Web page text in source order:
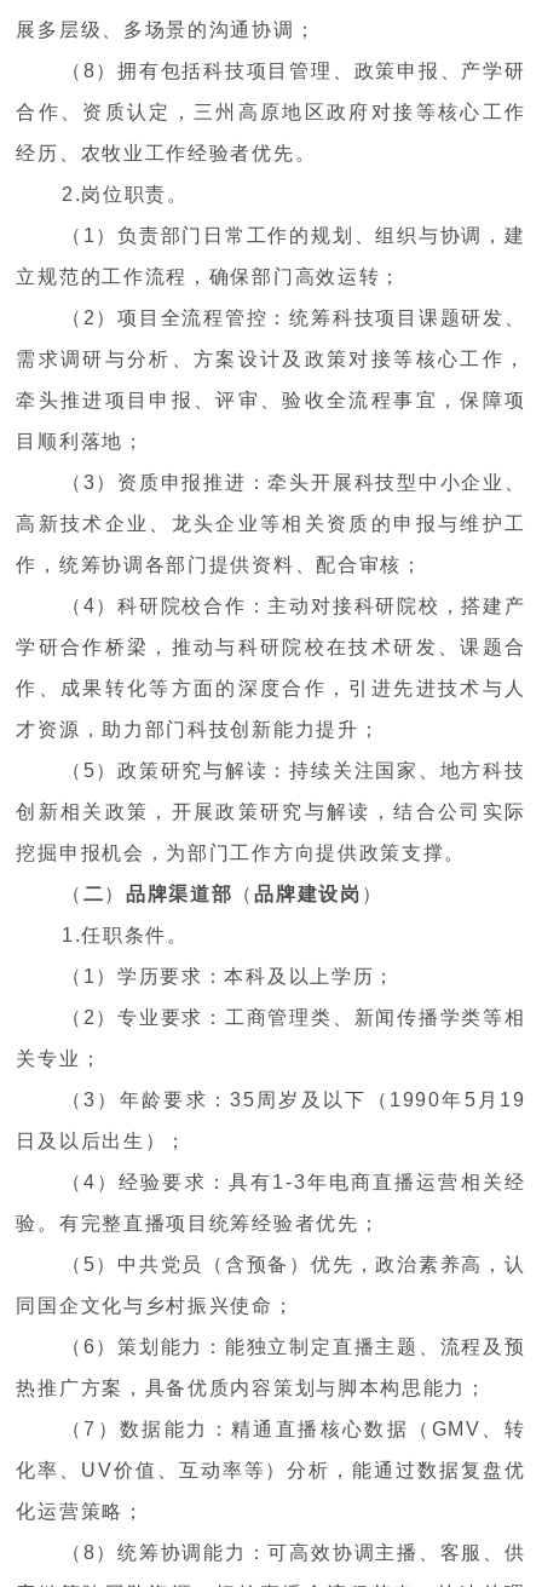
展多层级、多场景的沟通协调；
（8）拥有包括科技项目管理、政策申报、产学研
合作、资质认定，三州高原地区政府对接等核心工作
经历、农牧业工作经验者优先。
2.岗位职责。
（1）负责部门日常工作的规划、组织与协调，建
立规范的工作流程，确保部门高效运转；
（2）项目全流程管控：统筹科技项目课题研发、
需求调研与分析、方案设计及政策对接等核心工作，
牵头推进项目申报、评审、验收全流程事宜，保障项
目顺利落地；
（3）资质申报推进：牵头开展科技型中小企业、
高新技术企业、龙头企业等相关资质的申报与维护工
作，统筹协调各部门提供资料、配合审核；
（4）科研院校合作：主动对接科研院校，搭建产
学研合作桥梁，推动与科研院校在技术研发、课题合
作、成果转化等方面的深度合作，引进先进技术与人
才资源，助力部门科技创新能力提升；
（5）政策研究与解读：持续关注国家、地方科技
创新相关政策，开展政策研究与解读，结合公司实际
挖掘申报机会，为部门工作方向提供政策支撑。
（ 二） 品牌渠道部 （品牌建设岗 ）
1.任职条件。
（1）学历要求：本科及以上学历；
（2）专业要求：工商管理类、新闻传播学类等相
关专业；
（3）年龄要求：35周岁及以下（1990年5月19
日及以后出生）；
（4）经验要求：具有1-3年电商直播运营相关经
验。有完整直播项目统筹经验者优先；
（5）中共党员（含预备）优先，政治素养高，认
同国企文化与乡村振兴使命；
（6）策划能力：能独立制定直播主题、流程及预
热推广方案，具备优质内容策划与脚本构思能力；
（7）数据能力：精通直播核心数据（GMV、转
化率、UV价值、互动率等）分析，能通过数据复盘优
化运营策略；
（8）统筹协调能力：可高效协调主播、客服、供